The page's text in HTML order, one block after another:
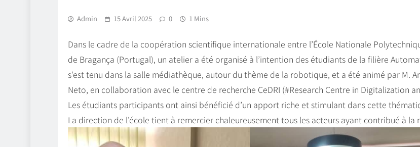
Admin 15 Avril 2025 0 1 Mins
Dans le cadre de la coopération scientifique internationale entre l’École Nationale
de Bragança (Portugal), un atelier a été organisé à l’intention des étudiants de la filière
s’est tenu dans la salle médiathèque, autour du thème de la robotique, et a été animé par M.
Neto, en collaboration avec le centre de recherche CeDRI (#Research Centre in Digitalization
Les étudiants participants ont ainsi bénéficié d’un apport riche et stimulant dans cette
La direction de l’école tient à remercier chaleureusement tous les acteurs ayant contribué à la